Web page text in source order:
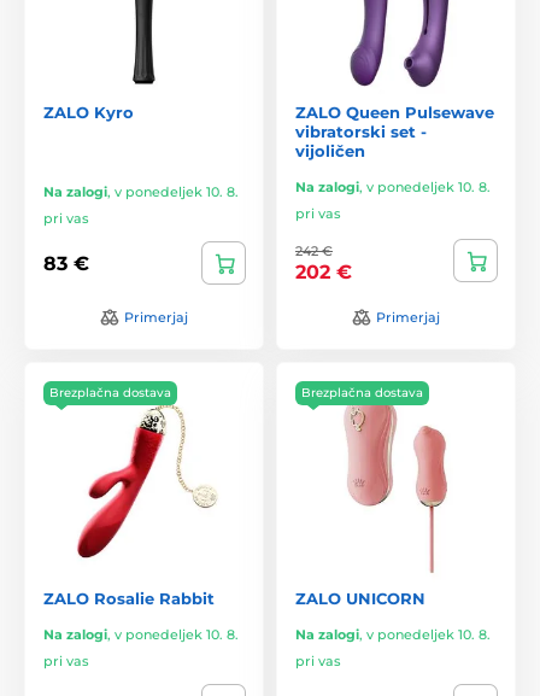
ZALO Kyro
Na zalogi, v ponedeljek 10. 8.
pri vas
83 €
Primerjaj
ZALO Queen Pulsewave
vibratorski set -
vijoličen
Na zalogi, v ponedeljek 10. 8.
pri vas
242 €
202 €
Primerjaj
Brezplačna dostava
ZALO Rosalie Rabbit
Na zalogi, v ponedeljek 10. 8.
pri vas
Brezplačna dostava
ZALO UNICORN
Na zalogi, v ponedeljek 10. 8.
pri vas